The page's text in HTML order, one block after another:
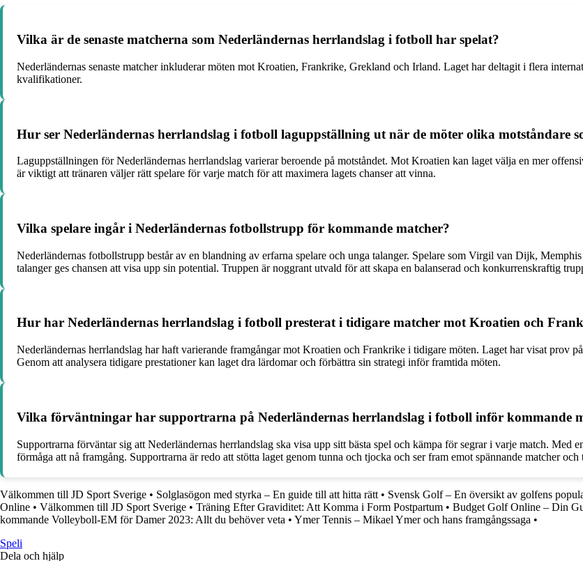
Vilka är de senaste matcherna som Nederländernas herrlandslag i fotboll har spelat?
Nederländernas senaste matcher inkluderar möten mot Kroatien, Frankrike, Grekland och Irland. Laget har deltagit i flera
kvalifikationer.
Hur ser Nederländernas herrlandslag i fotboll laguppställning ut när de möter olika motståndare
Laguppställningen för Nederländernas herrlandslag varierar beroende på motståndet. Mot Kroatien kan laget välja en mer
är viktigt att tränaren väljer rätt spelare för varje match för att maximera lagets chanser att vinna.
Vilka spelare ingår i Nederländernas fotbollstrupp för kommande matcher?
Nederländernas fotbollstrupp består av en blandning av erfarna spelare och unga talanger. Spelare som Virgil van Dijk,
talanger ges chansen att visa upp sin potential. Truppen är noggrant utvald för att skapa en balanserad och konkurrenskraftig
Hur har Nederländernas herrlandslag i fotboll presterat i tidigare matcher mot Kroatien och
Nederländernas herrlandslag har haft varierande framgångar mot Kroatien och Frankrike i tidigare möten. Laget har visat prov
Genom att analysera tidigare prestationer kan laget dra lärdomar och förbättra sin strategi inför framtida möten.
Vilka förväntningar har supportrarna på Nederländernas herrlandslag i fotboll inför kommande
Supportrarna förväntar sig att Nederländernas herrlandslag ska visa upp sitt bästa spel och kämpa för segrar i varje match. Med
förmåga att nå framgång. Supportrarna är redo att stötta laget genom tunna och tjocka och ser fram emot spännande matcher
Välkommen till JD Sport Sverige • Solglasögon med styrka – En guide till att hitta rätt • Svensk Golf – En översikt av golfens
Online • Välkommen till JD Sport Sverige • Träning Efter Graviditet: Att Komma i Form Postpartum • Budget Golf Online – Din
kommande Volleyboll-EM för Damer 2023: Allt du behöver veta • Ymer Tennis – Mikael Ymer och hans framgångssaga •
Speli
Dela och hjälp